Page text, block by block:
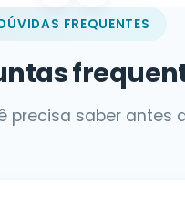
FREQUENTES
precisa saber antes